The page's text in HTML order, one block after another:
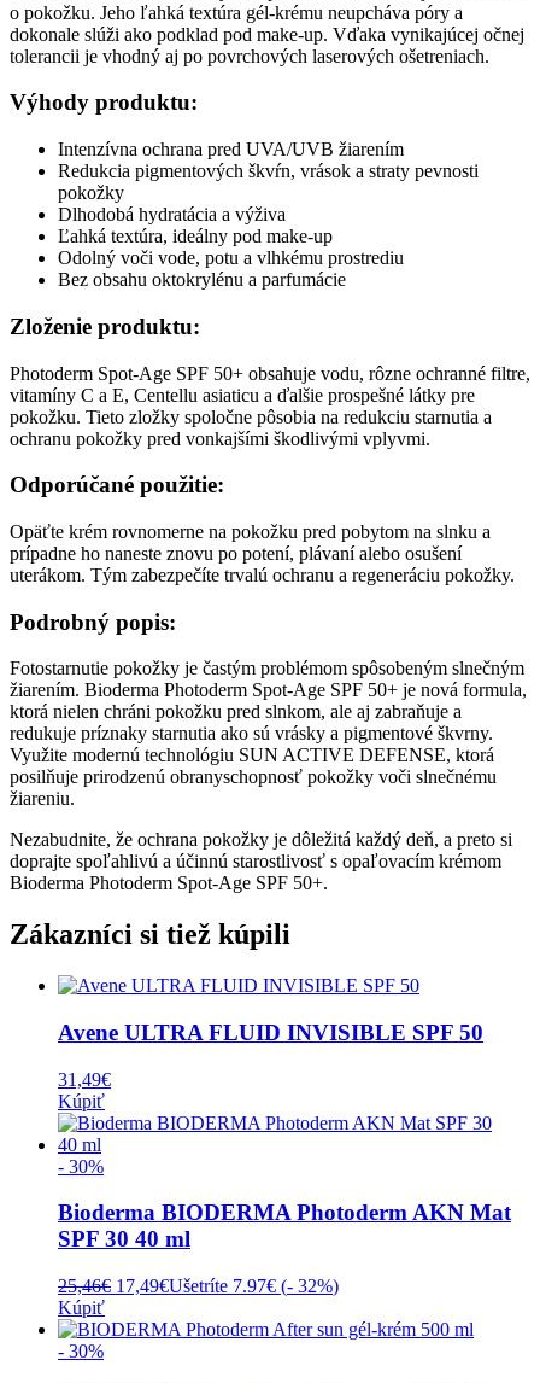
o pokožku. Jeho ľahká textúra gél-krému neupcháva póry a
dokonale slúži ako podklad pod make-up. Vďaka vynikajúcej očnej
tolerancii je vhodný aj po povrchových laserových ošetreniach.
Výhody produktu:
Intenzívna ochrana pred UVA/UVB žiarením
Redukcia pigmentových škvŕn, vrások a straty pevnosti
pokožky
Dlhodobá hydratácia a výživa
Ľahká textúra, ideálny pod make-up
Odolný voči vode, potu a vlhkému prostrediu
Bez obsahu oktokrylénu a parfumácie
Zloženie produktu:
Photoderm Spot-Age SPF 50+ obsahuje vodu, rôzne ochranné filtre,
vitamíny C a E, Centellu asiaticu a ďalšie prospešné látky pre
pokožku. Tieto zložky spoločne pôsobia na redukciu starnutia a
ochranu pokožky pred vonkajšími škodlivými vplyvmi.
Odporúčané použitie:
Opäťte krém rovnomerne na pokožku pred pobytom na slnku a
prípadne ho naneste znovu po potení, plávaní alebo osušení
uterákom. Tým zabezpečíte trvalú ochranu a regeneráciu pokožky.
Podrobný popis:
Fotostarnutie pokožky je častým problémom spôsobeným slnečným
žiarením. Bioderma Photoderm Spot-Age SPF 50+ je nová formula,
ktorá nielen chráni pokožku pred slnkom, ale aj zabraňuje a
redukuje príznaky starnutia ako sú vrásky a pigmentové škvrny.
Využite modernú technológiu SUN ACTIVE DEFENSE, ktorá
posilňuje prirodzenú obranyschopnosť pokožky voči slnečnému
žiareniu.
Nezabudnite, že ochrana pokožky je dôležitá každý deň, a preto si
doprajte spoľahlivú a účinnú starostlivosť s opaľovacím krémom
Bioderma Photoderm Spot-Age SPF 50+.
Zákazníci si tiež kúpili
Avene ULTRA FLUID INVISIBLE SPF 50
31,49€
Kúpiť
- 30%
Bioderma BIODERMA Photoderm AKN Mat
SPF 30 40 ml
25,46€ Pôvodná
bola:
17,49€Aktuálna
je:
Ušetríte 7.97€ (- 32%)
Kúpiť
- 30%